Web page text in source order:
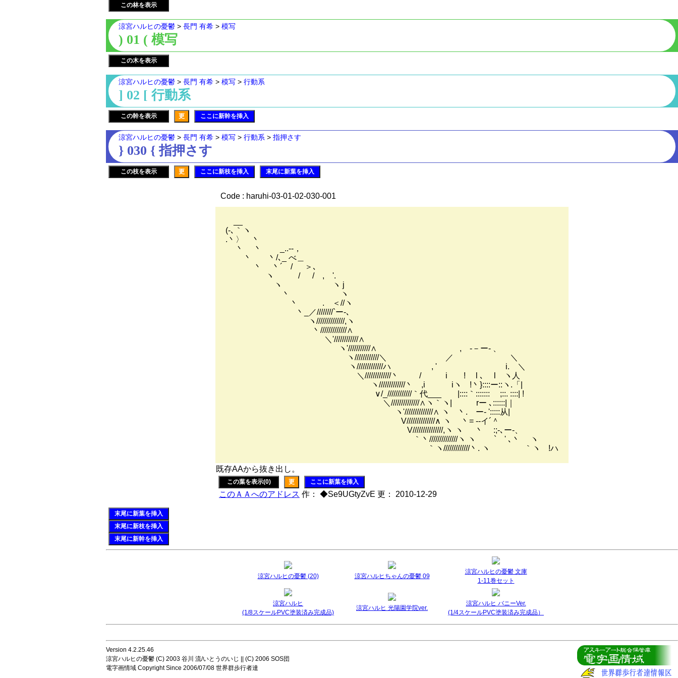
この林を表示
涼宮ハルヒの憂鬱 > 長門 有希 > 模写
) 01 ( 模写
この木を表示
涼宮ハルヒの憂鬱 > 長門 有希 > 模写 > 行動系
] 02 [ 行動系
この幹を表示 更 ここに新幹を挿入
涼宮ハルヒの憂鬱 > 長門 有希 > 模写 > 行動系 > 指押さす
} 030 { 指押さす
この枝を表示 更 ここに新枝を挿入 末尾に新葉を挿入
Code : haruhi-03-01-02-030-001
(-､｀ヽ
.丶〉 丶
丶 丶 _..-‐，
丶 丶/､_ べ＿
丶 丶´ / ＞､
ヽ / / , '.
ヽ ヽ j
丶 ヽ
丶 . ＜//ヽ
丶_／////////`ー-､
ヽ//////////////,ヽ
丶/////////////∧
＼'////////////∧
ヽ'///////////∧ , -－ー- 、
ヽ////////////＼ ／ ＼
ヽ/////////////ハ , ' i. ＼
＼/////////////丶 / i ! l ､ l ヽ人
ヽ/////////////丶 ,i iヽ !丶}::::ー::ヽ.「|
∨/_////////////｀代___ |::::｀::::::: ;::. ::::| !
＼//////////////∧ヽ｀ヽ| rー ､::::::|｜
ヽ'//////////////∧ ヽ 丶. ー- ':::::从|
V//////////////∧ ヽ 丶= --イ´＾
V///////////////,ヽ ヽ 丶 :;-､ー-、
｀丶//////////////ヽ ヽ ` ' ､丶 ヽ
｀ヽ/////////////丶. ヽ ｀ヽ !ハ
既存AAから抜き出し。
この葉を表示(0) 更 ここに新葉を挿入
このＡＡへのアドレス 作： ◆Se9UGtyZvE 更： 2010-12-29
末尾に新葉を挿入
末尾に新枝を挿入
末尾に新幹を挿入
涼宮ハルヒの憂鬱 (20) 涼宮ハルヒちゃんの憂鬱 09
涼宮ハルヒの憂鬱 文庫
1-11巻セット
涼宮ハルヒ
(1/8スケールPVC塗装済み完成品)
涼宮ハルヒ 光陽園学院ver.
涼宮ハルヒ バニーVer.
(1/4スケールPVC塗装済み完成品）
Version 4.2.25.46
涼宮ハルヒの憂鬱 (C) 2003 谷川 流/いとうのいじ || (C) 2006 SOS団
電字画情域 Copyright Since 2006/07/08 世界群歩行者達